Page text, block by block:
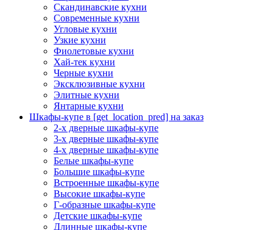
Скандинавские кухни
Современные кухни
Угловые кухни
Узкие кухни
Фиолетовые кухни
Хай-тек кухни
Черные кухни
Эксклюзивные кухни
Элитные кухни
Янтарные кухни
Шкафы-купе в [get_location_pred] на заказ
2-х дверные шкафы-купе
3-х дверные шкафы-купе
4-х дверные шкафы-купе
Белые шкафы-купе
Большие шкафы-купе
Встроенные шкафы-купе
Высокие шкафы-купе
Г-образные шкафы-купе
Детские шкафы-купе
Длинные шкафы-купе